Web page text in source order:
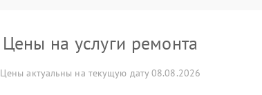
Цены на услуги ремонта
Цены актуальны на текущую дату 08.08.2026